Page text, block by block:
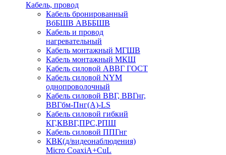
Кабель, провод
Кабель бронированный
ВбБШВ АВББШВ
Кабель и провод
нагревательный
Кабель монтажный МГШВ
Кабель монтажный МКШ
Кабель силовой АВВГ ГОСТ
Кабель силовой NYM
однопроволочный
Кабель силовой ВВГ, ВВГнг,
ВВГбм-Пнг(А)-LS
Кабель силовой гибкий
КГ,КВВГ,ПРС,РПШ
Кабель силовой ППГнг
КВК(д/видеонаблюдения)
Micro CoaxiA+CuL